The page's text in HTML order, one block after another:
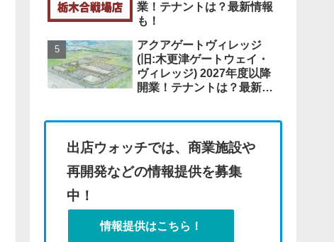
業！テナントは？最新情報
も！
アクアゲートヴィレッジ
(旧:木更津ゲートウェイ・
ヴィレッジ) 2027年度以降
開業！テナントは？最新情
出店ウォッチでは、商業施設や
再開発などの情報提供を募集
中！
情報提供はこちら！